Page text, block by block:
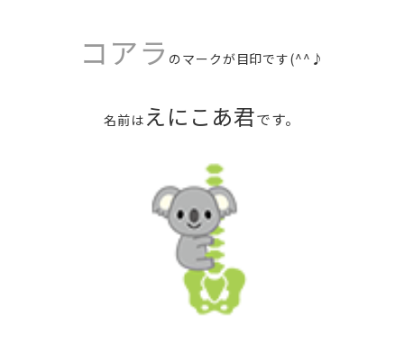
コアラ のマークが目印です(^^♪
名前は えにこあ君です。